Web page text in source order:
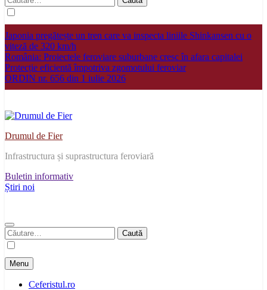
după:
Japonia pregătește un tren care va inspecta liniile Shinkansen cu o
viteză de 320 km/h
România: Proiectele feroviare suburbane cresc în afara capitalei
Protecție eficientă împotriva zgomotului feroviar
ORDIN nr. 656 din 1 iulie 2026
Drumul de Fier
Infrastructura și suprastructura feroviară
Buletin informativ
Știri noi
Caută
după:
Menu
Ceferistul.ro